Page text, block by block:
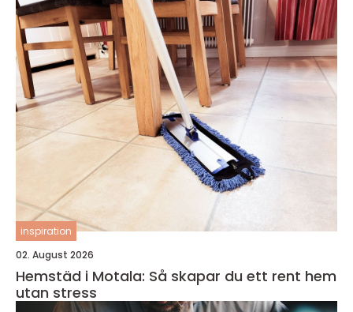
inspiration
02. August 2026
Hemstäd i Motala: Så skapar du ett rent hem
utan stress